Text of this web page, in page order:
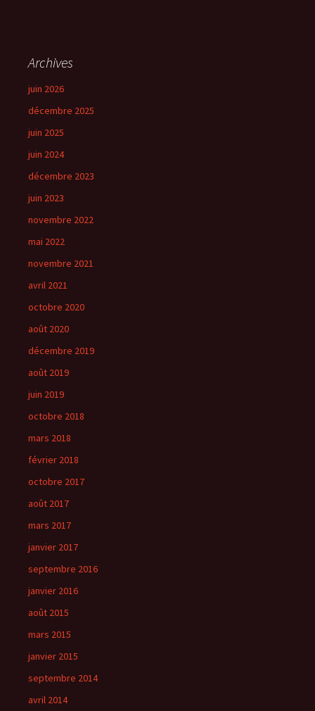
Archives
juin 2026
décembre 2025
juin 2025
juin 2024
décembre 2023
juin 2023
novembre 2022
mai 2022
novembre 2021
avril 2021
octobre 2020
août 2020
décembre 2019
août 2019
juin 2019
octobre 2018
mars 2018
février 2018
octobre 2017
août 2017
mars 2017
janvier 2017
septembre 2016
janvier 2016
août 2015
mars 2015
janvier 2015
septembre 2014
avril 2014